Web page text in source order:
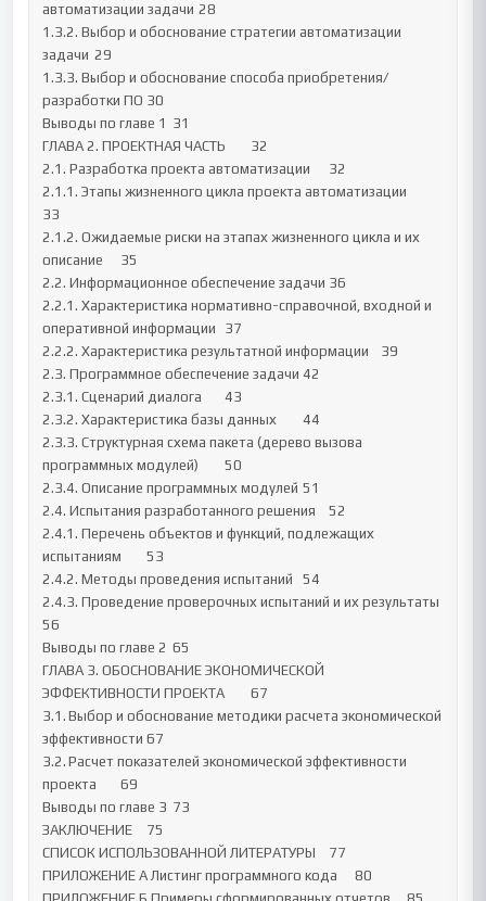
автоматизации задачи	28
1.3.2. Выбор и обоснование стратегии автоматизации
задачи	29
1.3.3. Выбор и обоснование способа приобретения/
разработки ПО	30
Выводы по главе 1	31
ГЛАВА 2. ПРОЕКТНАЯ ЧАСТЬ	32
2.1. Разработка проекта автоматизации	32
2.1.1. Этапы жизненного цикла проекта автоматизации
33
2.1.2. Ожидаемые риски на этапах жизненного цикла и их
описание	35
2.2. Информационное обеспечение задачи	36
2.2.1. Характеристика нормативно-справочной, входной и
оперативной информации	37
2.2.2. Характеристика результатной информации	39
2.3. Программное обеспечение задачи	42
2.3.1. Сценарий диалога	43
2.3.2. Характеристика базы данных	44
2.3.3. Структурная схема пакета (дерево вызова
программных модулей)	50
2.3.4. Описание программных модулей	51
2.4. Испытания разработанного решения	52
2.4.1. Перечень объектов и функций, подлежащих
испытаниям	53
2.4.2. Методы проведения испытаний	54
2.4.3. Проведение проверочных испытаний и их результаты
56
Выводы по главе 2	65
ГЛАВА 3. ОБОСНОВАНИЕ ЭКОНОМИЧЕСКОЙ
ЭФФЕКТИВНОСТИ ПРОЕКТА	67
3.1.	Выбор и обоснование методики расчета экономической
эффективности	67
3.2.	Расчет показателей экономической эффективности
проекта	69
Выводы по главе 3	73
ЗАКЛЮЧЕНИЕ	75
СПИСОК ИСПОЛЬЗОВАННОЙ ЛИТЕРАТУРЫ	77
ПРИЛОЖЕНИЕ А Листинг программного кода	80